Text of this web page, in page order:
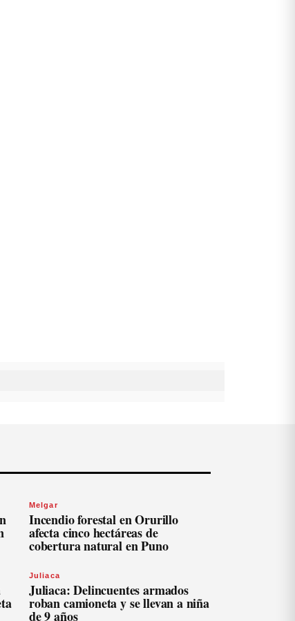
Melgar
Incendio forestal en Orurillo
afecta cinco hectáreas de
cobertura natural en Puno
Juliaca
Juliaca: Delincuentes armados
roban camioneta y se llevan a niña
de 9 años